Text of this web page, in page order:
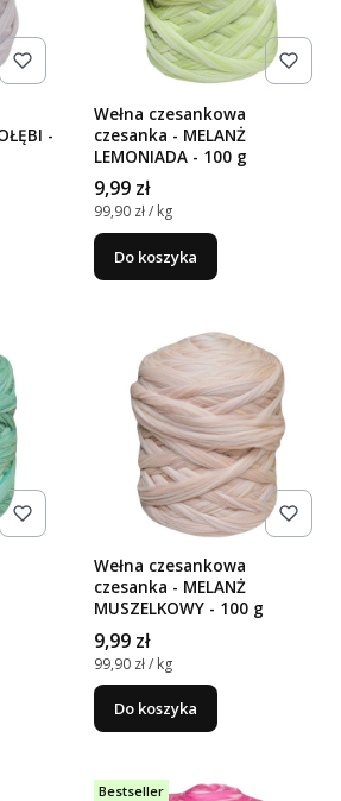
-
Wełna czesankowa
czesanka - MELANŻ
LEMONIADA - 100 g
Cena
9,99 zł
Cena jednostkowa
99,90 zł / kg
Do koszyka
Wełna czesankowa
czesanka - MELANŻ
MUSZELKOWY - 100 g
Cena
9,99 zł
Cena jednostkowa
99,90 zł / kg
Do koszyka
Bestseller